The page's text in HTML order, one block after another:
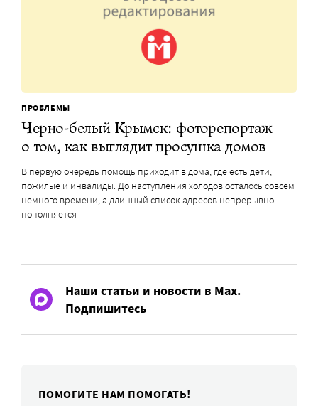
ПРОБЛЕМЫ
Черно-белый Крымск: фоторепортаж
о том, как выглядит просушка домов
В первую очередь помощь приходит в дома, где есть дети,
пожилые и инвалиды. До наступления холодов осталось совсем
немного времени, а длинный список адресов непрерывно
пополняется
Наши статьи и новости в Max.
Подпишитесь
ПОМОГИТЕ НАМ ПОМОГАТЬ!